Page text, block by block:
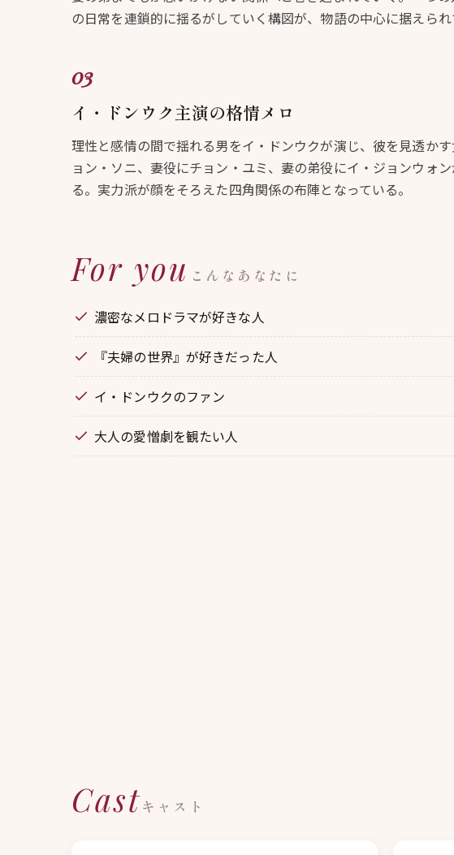
の日常を連鎖的に揺るがしていく構図が、物語の中心に据えられ
イ・ドンウク主演の格情メロ
理性と感情の間で揺れる男をイ・ドンウクが演じ、彼を見透か
ョン・ソニ、妻役にチョン・ユミ、妻の弟役にイ・ジョンウォ
る。実力派が顔をそろえた四角関係の布陣となっている。
For you こんなあなたに
濃密なメロドラマが好きな人
『夫婦の世界』が好きだった人
イ・ドンウクのファン
大人の愛憎劇を観たい人
Castキャスト